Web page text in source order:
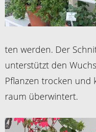
ten werden. Der
unterstützt den
Pflanzen trocken und
raum überwintert.